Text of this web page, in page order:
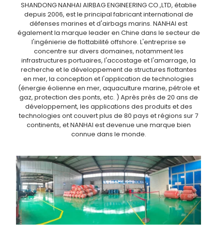
SHANDONG NANHAI AIRBAG ENGINEERING CO.,LTD, établie
depuis 2006, est le principal fabricant international de
défenses marines et d'airbags marins. NANHAI est
également la marque leader en Chine dans le secteur de
l'ingénierie de flottabilité offshore. L'entreprise se
concentre sur divers domaines, notamment les
infrastructures portuaires, l'accostage et l'amarrage, la
recherche et le développement de structures flottantes
en mer, la conception et l'application de technologies
(énergie éolienne en mer, aquaculture marine, pétrole et
gaz, protection des ponts, etc. ) Après près de 20 ans de
développement, les applications des produits et des
technologies ont couvert plus de 80 pays et régions sur 7
continents, et NANHAI est devenue une marque bien
connue dans le monde.